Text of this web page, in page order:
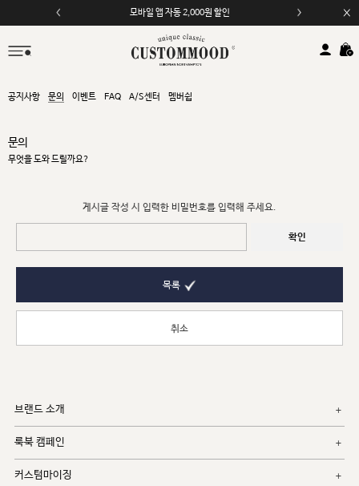
모바일 앱 자동 2,000원 할인
공지사항 문의 이벤트 FAQ A/S센터 멤버쉽
문의
무엇을 도와 드릴까요?
게시글 작성 시 입력한 비밀번호를 입력해 주세요.
확인
목록
취소
브랜드 소개
룩북 캠페인
커스텀마이징